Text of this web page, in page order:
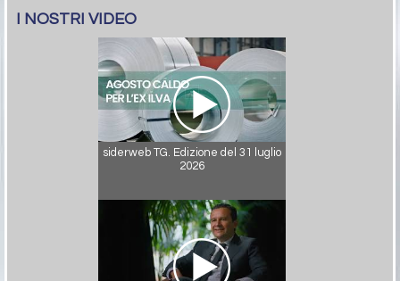
I NOSTRI VIDEO
siderweb TG. Edizione del 31 luglio
2026